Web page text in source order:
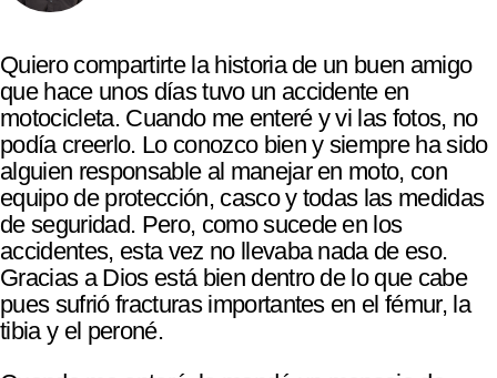
Quiero compartirte la historia de un buen amigo
que hace unos días tuvo un accidente en
motocicleta. Cuando me enteré y vi las fotos, no
podía creerlo. Lo conozco bien y siempre ha sido
alguien responsable al manejar en moto, con
equipo de protección, casco y todas las medidas
de seguridad. Pero, como sucede en los
accidentes, esta vez no llevaba nada de eso.
Gracias a Dios está bien dentro de lo que cabe
pues sufrió fracturas importantes en el fémur, la
tibia y el peroné.